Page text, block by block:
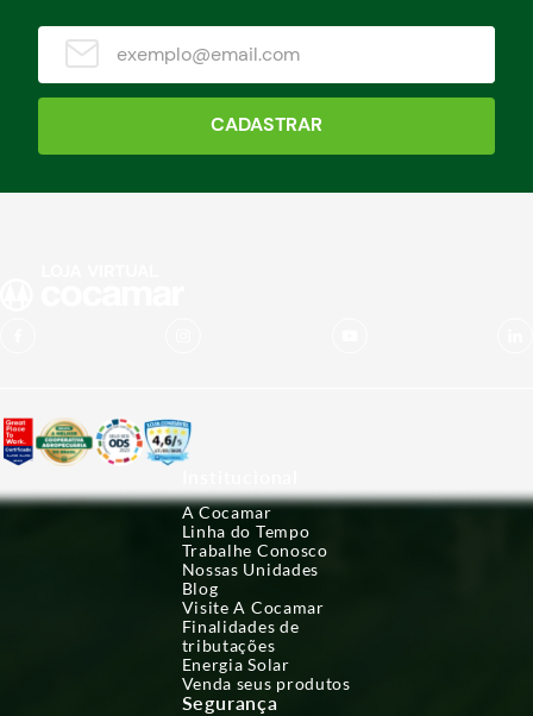
CADASTRAR
A Cocamar
Linha do Tempo
Trabalhe Conosco
Nossas Unidades
Blog
Visite A Cocamar
Finalidades de
tributações
Energia Solar
Venda seus produtos
Segurança